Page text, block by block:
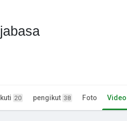
20 pengikut 38 Foto Video